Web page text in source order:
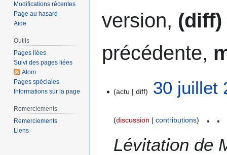
version, (diff)
précédente,
actu diff 30 juillet
discussion contributions
Lévitation de
Modifications récentes
Page au hasard
Aide
Outils
Pages liées
Suivi des pages liées
Atom
Pages spéciales
Informations sur la page
Remerciements
Remerciements
Liens